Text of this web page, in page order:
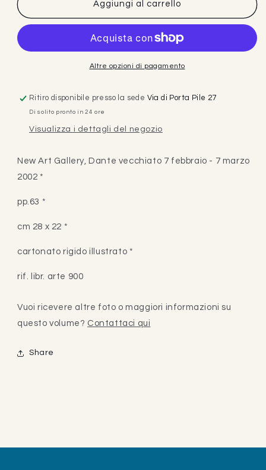
Aggiungi al carrello
Altre opzioni di pagamento
Ritiro disponibile presso la sede Via di Porta Pile 27
Di solito pronto in 24 ore
Visualizza i dettagli del negozio
New Art Gallery, Dante vecchiato 7 febbraio - 7 marzo
2002 *
pp.63 *
cm 28 x 22 *
cartonato rigido illustrato *
rif. libr. arte 900
Vuoi ricevere altre foto o maggiori informazioni su
questo volume? Contattaci qui
Share